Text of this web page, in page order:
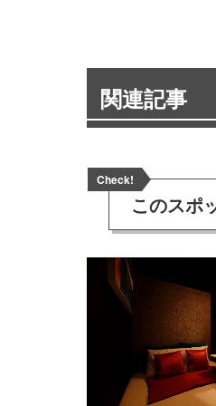
関連記事
Check!
このスポ